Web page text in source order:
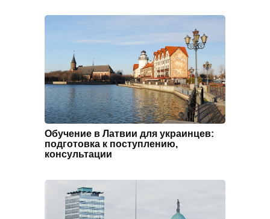
Обучение в Латвии для украинцев:
подготовка к поступлению,
консультации